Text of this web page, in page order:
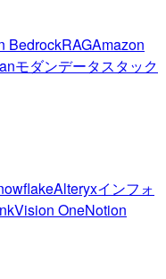
BedrockRAGAmazon
モダンデータスタック
Alteryxインフォ
Vision OneNotion